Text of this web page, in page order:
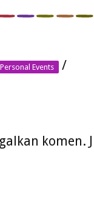
Personal Events
/
komen.